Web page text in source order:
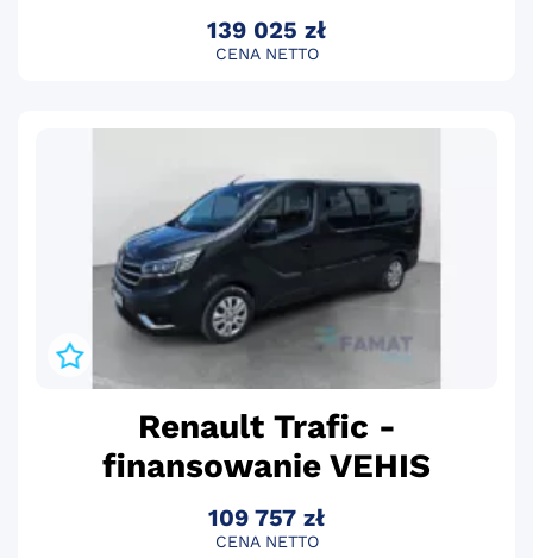
139 025 zł
CENA NETTO
Renault Trafic -
finansowanie VEHIS
109 757 zł
CENA NETTO